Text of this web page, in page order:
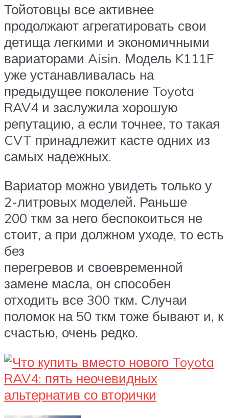
Тойотовцы все активнее
продолжают агрегатировать свои
детища легкими и экономичными
вариаторами Aisin. Модель K111F
уже устанавливалась на
предыдущее поколение Toyota
RAV4 и заслужила хорошую
репутацию, а если точнее, то такая
CVT принадлежит касте одних из
самых надежных.
Вариатор можно увидеть только у
2-литровых моделей. Раньше
200 ткм за него беспокоиться не
стоит, а при должном уходе, то есть
без
перегревов и своевременной
замене масла, он способен
отходить все 300 ткм. Случаи
поломок на 50 ткм тоже бывают и, к
счастью, очень редко.